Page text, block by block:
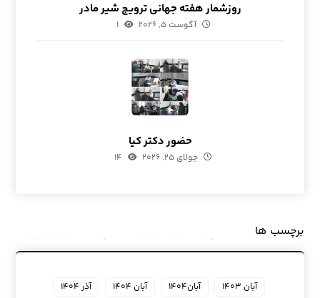
روزشمار هفته جهانی ترویج شیر مادر
آگوست ۵, ۲۰۲۶ ۱
حضور دکتر کیا
جولای ۲۵, ۲۰۲۶ ۱۴
برچسب ها
آبان ۱۴۰۳ آبان۱۴۰۴ آبان ۱۴۰۴ آذر ۱۴۰۴